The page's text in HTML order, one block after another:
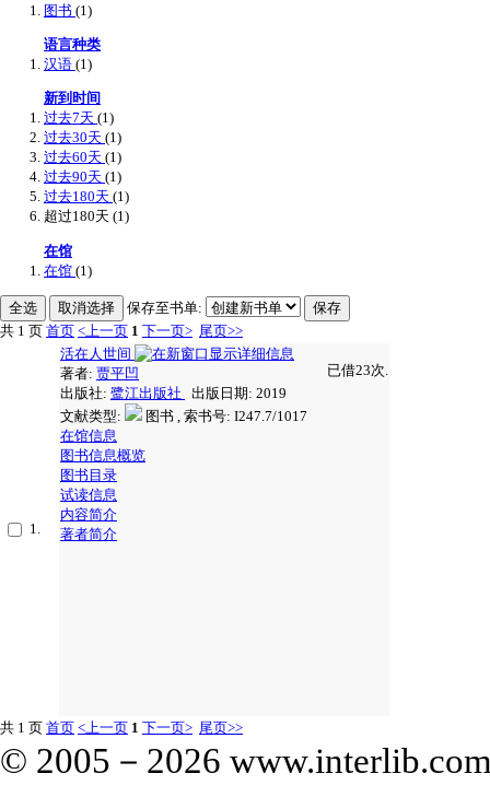
图书 (1)
语言种类
汉语 (1)
新到时间
过去7天 (1)
过去30天 (1)
过去60天 (1)
过去90天 (1)
过去180天 (1)
超过180天 (1)
在馆
在馆 (1)
保存至书单:
共 1 页 首页 <上一页 1 下一页> 尾页>>
1.
活在人世间
已借23次.
著者: 贾平凹
出版社: 鹭江出版社
出版日期: 2019
文献类型:
图书 , 索书号: I247.7/1017
在馆信息
图书信息概览
图书目录
试读信息
内容简介
著者简介
共 1 页 首页 <上一页 1 下一页> 尾页>>
© 2005－ 2026